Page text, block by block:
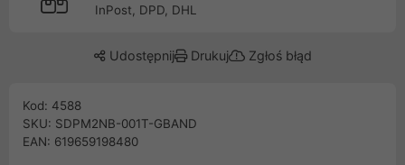
InPost, DPD, DHL
Udostępnij Drukuj Zgłoś błąd
Kod: 4588
SKU: SDPM2NB-001T-GBAND
EAN: 619659198480